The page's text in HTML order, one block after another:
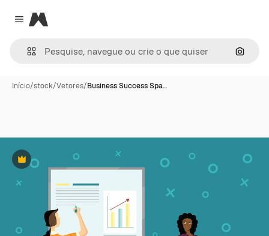
Close menu
Magnific
Início/stock/Vetores/Business Success Spa…
Premium